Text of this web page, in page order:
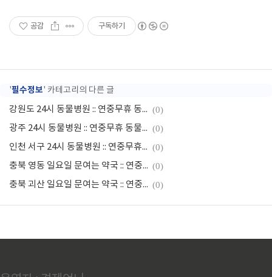
공감 구독하기
'필수정보' 카테고리의 다른 글
강원도 24시 동물병원 :: 연중무휴 동물병원 (0)
광주 24시 동물병원 :: 연중무휴 동물병원 (0)
인천 서구 24시 동물병원 :: 연중무휴 동물병원 (0)
충북 영동 일요일 문여는 약국 :: 연중무휴 약국 (0)
충북 괴산 일요일 문여는 약국 :: 연중무휴 약국 (0)